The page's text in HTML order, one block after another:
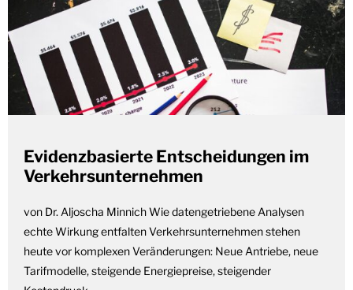
Evidenzbasierte Entscheidungen im
Verkehrsunternehmen
von Dr. Aljoscha Minnich Wie datengetriebene Analysen
echte Wirkung entfalten Verkehrsunternehmen stehen
heute vor komplexen Veränderungen: Neue Antriebe, neue
Tarifmodelle, steigende Energiepreise, steigender